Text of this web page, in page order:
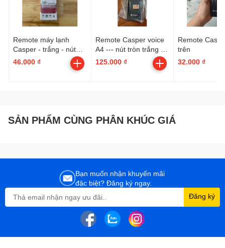
Remote máy lạnh
Casper - trắng - nút
vuông - ( FD-CP1018 )
46.000 ₫
Remote Casper voice
A4 --- nút tròn trắng -
4 nút dưới
125.000 ₫
Remote
trên
32.000 ₫
SẢN PHẨM CÙNG PHÂN KHÚC GIÁ
Bạn muốn nhận khuyến mãi
đặc biệt? Đăng ký ngay.
Đăng ký